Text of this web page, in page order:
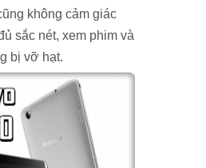
không cảm giác
sắc nét, xem phim và
bị vỡ hạt.